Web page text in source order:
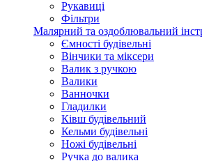
Рукавиці
Фільтри
Малярний та оздоблювальний
Ємності будівельні
Вінчики та міксери
Валик з ручкою
Валики
Ванночки
Гладилки
Ківш будівельний
Кельми будівельні
Ножі будівельні
Ручка до валика